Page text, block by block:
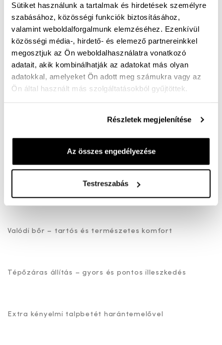
Sütiket használunk a tartalmak és hirdetések személyre
szabásához, közösségi funkciók biztosításához,
valamint weboldalforgalmunk elemzéséhez. Ezenkívül
közösségi média-, hirdető- és elemező partnereinkkel
megosztjuk az Ön weboldalhasználatra vonatkozó
adatait, akik kombinálhatják az adatokat más olyan
adatokkal, amelyeket Ön adott meg számukra vagy az
Ön által használt más szolgáltatásokból gyűjtöttek.
Részletek megjelenítése
Az összes engedélyezése
Testreszabás
Az extra kényelmi talpbetét harántemelővel
támogatja a láb természetes tartását, míg a
beépített rezgéscsillapítás kíméli az ízületeket járás
közben. A szuper rugalmas talp követi a lépések
ritmusát, így könnyed, gördülékeny mozgást biztosít.
Az innovatív iGoDynamic technológia aktívan segíti a
helyetted menne”, csak bele kell bújnod, és már
Bő felsőrész – kényelmes viselet szélesebb lábfejre is
Valódi bőr – tartós és természetes komfort
Tépőzáras állítás – gyors és pontos illeszkedés
Extra kényelmi talpbetét harántemelővel